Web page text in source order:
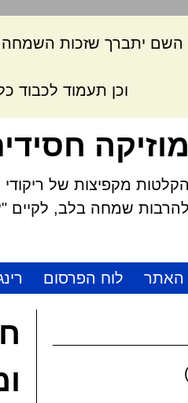
השם יתברך שזכות
וכן תעמוד לכבוד
מוזיקה
הקלטות מקפיצות של
להרבות שמחה בלב, לקיים
האתר לוח הפרסום